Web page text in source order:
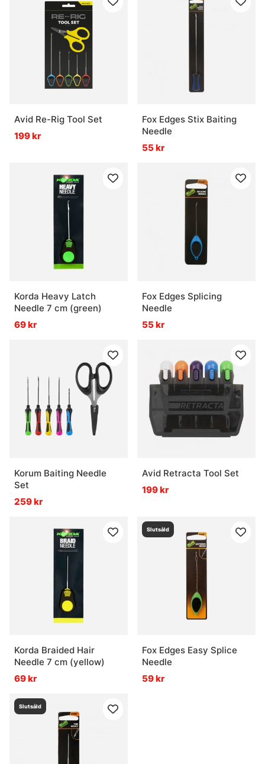
Avid Re-Rig Tool Set
199 kr
Fox Edges Stix Baiting
Needle
55 kr
Korda Heavy Latch
Needle 7 cm (green)
69 kr
Fox Edges Splicing
Needle
55 kr
Korum Baiting Needle
Set
259 kr
Avid Retracta Tool Set
199 kr
Korda Braided Hair
Needle 7 cm (yellow)
69 kr
Slutsåld
Fox Edges Easy Splice
Needle
59 kr
Slutsåld